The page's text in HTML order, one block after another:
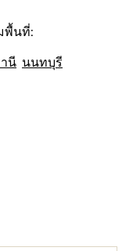
พื้นที่:
นี นนทบุรี